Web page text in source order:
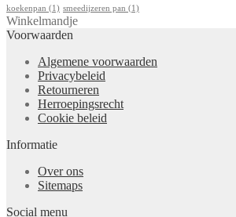
koekenpan (1) smeedijzeren pan (1)
Winkelmandje
Voorwaarden
Algemene voorwaarden
Privacybeleid
Retourneren
Herroepingsrecht
Cookie beleid
Informatie
Over ons
Sitemaps
Social menu